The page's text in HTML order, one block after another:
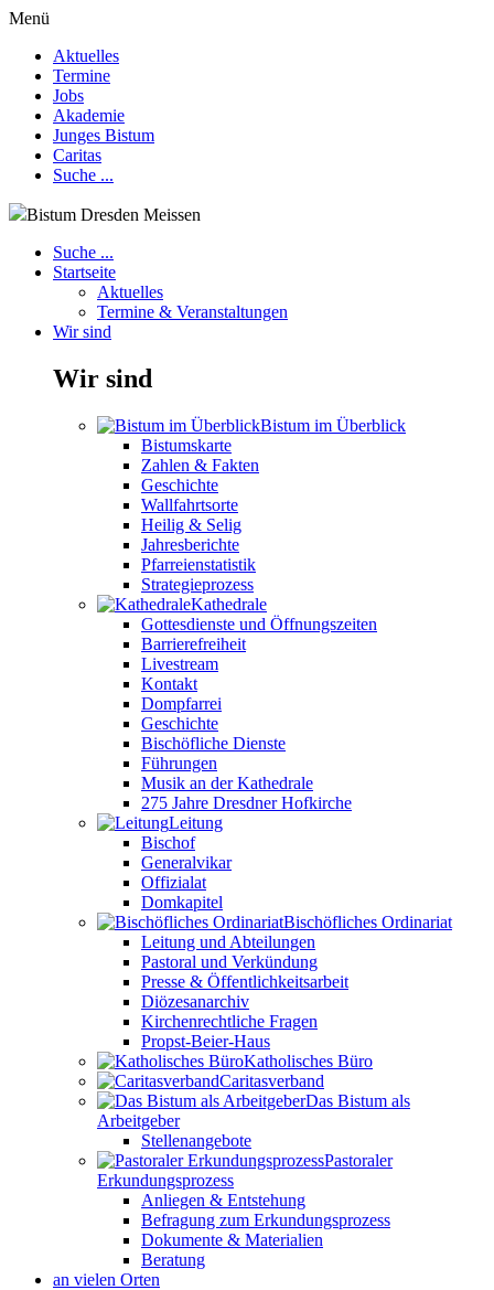
Menü
Aktuelles
Termine
Jobs
Akademie
Junges Bistum
Caritas
Suche ...
Bistum Dresden Meissen
Suche ...
Startseite
Aktuelles
Termine & Veranstaltungen
Wir sind
Wir sind
Bistum im Überblick
Bistumskarte
Zahlen & Fakten
Geschichte
Wallfahrtsorte
Heilig & Selig
Jahresberichte
Pfarreienstatistik
Strategieprozess
Kathedrale
Gottesdienste und Öffnungszeiten
Barrierefreiheit
Livestream
Kontakt
Dompfarrei
Geschichte
Bischöfliche Dienste
Führungen
Musik an der Kathedrale
275 Jahre Dresdner Hofkirche
Leitung
Bischof
Generalvikar
Offizialat
Domkapitel
Bischöfliches Ordinariat
Leitung und Abteilungen
Pastoral und Verkündung
Presse & Öffentlichkeitsarbeit
Diözesanarchiv
Kirchenrechtliche Fragen
Propst-Beier-Haus
Katholisches Büro
Caritasverband
Das Bistum als
Arbeitgeber
Stellenangebote
Pastoraler
Erkundungsprozess
Anliegen & Entstehung
Befragung zum Erkundungsprozess
Dokumente & Materialien
Beratung
an vielen Orten